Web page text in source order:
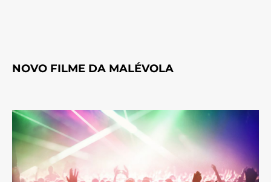
NOVO FILME DA MALÉVOLA